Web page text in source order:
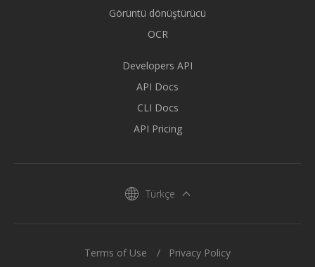
Görüntü dönüştürücü
OCR
Developers API
API Docs
CLI Docs
API Pricing
Türkçe
Terms of Use Privacy Policy